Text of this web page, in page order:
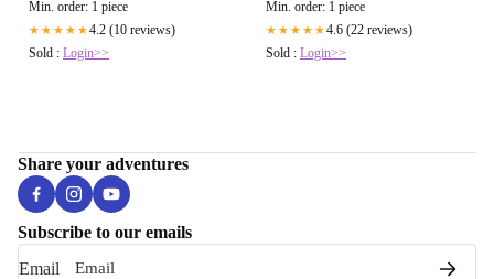
Min. order: 1 piece
★★★★★4.2 (10 reviews)
Sold : Login>>
Min. order: 1 piece
★★★★★4.6 (22 reviews)
Sold : Login>>
Share your adventures
Subscribe to our emails
Email